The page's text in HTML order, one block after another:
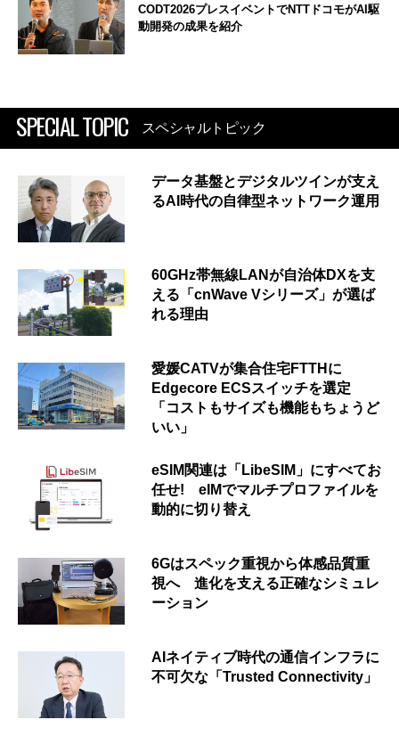
CODT2026プレスイベントでNTTドコモがAI駆
動開発の成果を紹介
SPECIAL TOPIC スペシャルトピック
データ基盤とデジタルツインが支え
るAI時代の自律型ネットワーク運用
60GHz帯無線LANが自治体DXを支
える「cnWave Vシリーズ」が選ば
れる理由
愛媛CATVが集合住宅FTTHに
Edgecore ECSスイッチを選定
「コストもサイズも機能もちょうど
いい」
eSIM関連は「LibeSIM」にすべてお
任せ! eIMでマルチプロファイルを
動的に切り替え
6Gはスペック重視から体感品質重
視へ 進化を支える正確なシミュレ
ーション
AIネイティブ時代の通信インフラに
不可欠な「Trusted Connectivity」